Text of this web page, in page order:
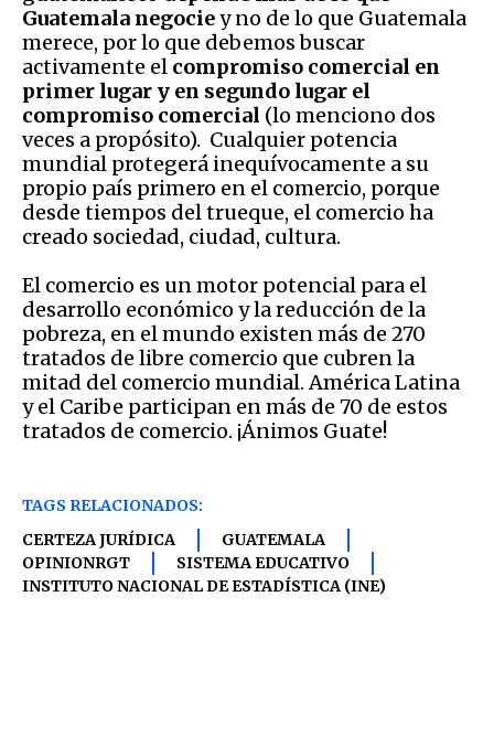
Guatemala negociey no de lo que Guatemala
merece, por lo que debemos buscar
activamente el compromiso comercial en
primer lugar y en segundo lugar el
compromiso comercial (lo menciono dos
veces a propósito). Cualquier potencia
mundial protegerá inequívocamente a su
propio país primero en el comercio, porque
desde tiempos del trueque, el comercio ha
creado sociedad, ciudad, cultura.
El comercio es un motor potencial para el
desarrollo económico y la reducción de la
pobreza, en el mundo existen más de 270
tratados de libre comercio que cubren la
mitad del comercio mundial. América Latina
y el Caribe participan en más de 70 de estos
tratados de comercio. ¡Ánimos Guate!
TAGS RELACIONADOS:
CERTEZA JURÍDICA
GUATEMALA
OPINIONRGT
SISTEMA EDUCATIVO
INSTITUTO NACIONAL DE ESTADÍSTICA (INE)